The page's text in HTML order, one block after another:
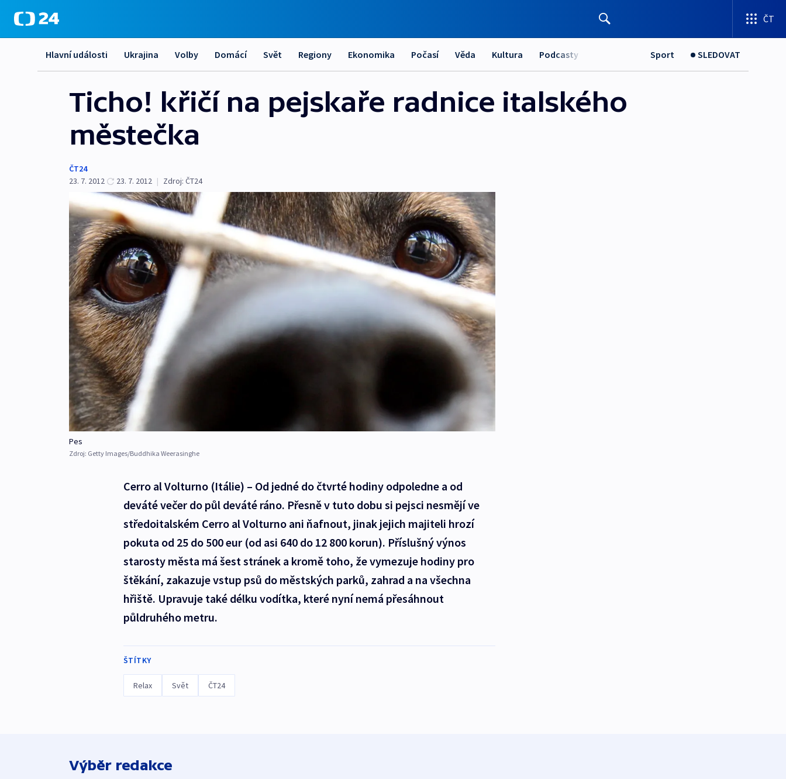
ČT
Hlavní události Ukrajina Volby Domácí Svět Regiony Ekonomika Počasí Věda Kultura Podcasty Sport SLEDOVAT
Ticho! křičí na pejskaře radnice italského
městečka
ČT24
23. 7. 2012
23. 7. 2012 | Zdroj: ČT24
Pes
Zdroj: Getty Images/Buddhika Weerasinghe
Cerro al Volturno (Itálie) – Od jedné do čtvrté hodiny odpoledne a od
deváté večer do půl deváté ráno. Přesně v tuto dobu si pejsci nesmějí ve
středoitalském Cerro al Volturno ani ňafnout, jinak jejich majiteli hrozí
pokuta od 25 do 500 eur (od asi 640 do 12 800 korun). Příslušný výnos
starosty města má šest stránek a kromě toho, že vymezuje hodiny pro
štěkání, zakazuje vstup psů do městských parků, zahrad a na všechna
hřiště. Upravuje také délku vodítka, které nyní nemá přesáhnout
půldruhého metru.
ŠTÍTKY
Relax Svět ČT24
Výběr redakce